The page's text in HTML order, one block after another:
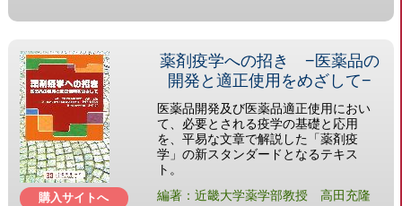
購入サイトへ
薬剤疫学への招き −医薬品の
開発と適正使用をめざして−
医薬品開発及び医薬品適正使用におい
て、必要とされる疫学の基礎と応用
を、平易な文章で解説した「薬剤疫
学」の新スタンダードとなるテキス
ト。
編著：近畿大学薬学部教授 高田充隆